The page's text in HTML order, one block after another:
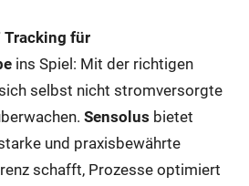
Tracking für
ins Spiel: Mit der richtigen
selbst nicht stromversorgte
Sensolus bietet
und praxisbewährte
schafft, Prozesse optimiert